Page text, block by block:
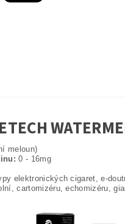
meloun)
0 - 16mg
elektronických cigaret, e-
cartomizéru, echomizéru,